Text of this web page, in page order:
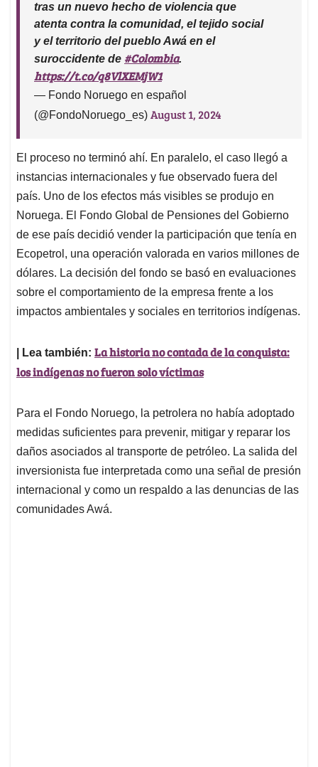
tras un nuevo hecho de violencia que
atenta contra la comunidad, el tejido social
y el territorio del pueblo Awá en el
suroccidente de #Colombia.
https://t.co/q8VlXEMjW1
— Fondo Noruego en español
(@FondoNoruego_es) August 1, 2024
El proceso no terminó ahí. En paralelo, el caso llegó a
instancias internacionales y fue observado fuera del
país. Uno de los efectos más visibles se produjo en
Noruega. El Fondo Global de Pensiones del Gobierno
de ese país decidió vender la participación que tenía en
Ecopetrol, una operación valorada en varios millones de
dólares. La decisión del fondo se basó en evaluaciones
sobre el comportamiento de la empresa frente a los
impactos ambientales y sociales en territorios indígenas.
| Lea también: La historia no contada de la conquista:
los indígenas no fueron solo víctimas
Para el Fondo Noruego, la petrolera no había adoptado
medidas suficientes para prevenir, mitigar y reparar los
daños asociados al transporte de petróleo. La salida del
inversionista fue interpretada como una señal de presión
internacional y como un respaldo a las denuncias de las
comunidades Awá.